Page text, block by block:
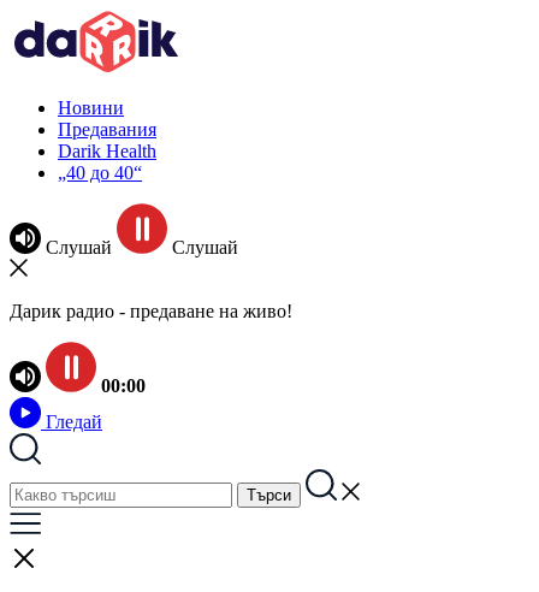
Новини
Предавания
Darik Health
„40 до 40“
Слушай Слушай
Дарик радио - предаване на живо!
00:00
Гледай